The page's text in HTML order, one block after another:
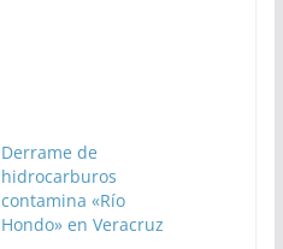
Derrame de
hidrocarburos
contamina «Río
Hondo» en Veracruz